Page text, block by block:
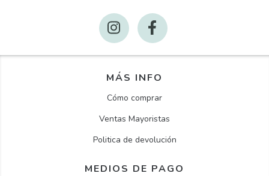
MÁS INFO
Cómo comprar
Ventas Mayoristas
Politica de devolución
MEDIOS DE PAGO